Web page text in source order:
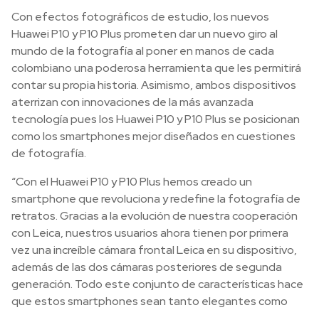
Con efectos fotográficos de estudio, los nuevos
Huawei P10 y P10 Plus prometen dar un nuevo giro al
mundo de la fotografía al poner en manos de cada
colombiano una poderosa herramienta que les permitirá
contar su propia historia. Asimismo, ambos dispositivos
aterrizan con innovaciones de la más avanzada
tecnología pues los Huawei P10 y P10 Plus se posicionan
como los smartphones mejor diseñados en cuestiones
de fotografía.
“Con el Huawei P10 y P10 Plus hemos creado un
smartphone que revoluciona y redefine la fotografía de
retratos. Gracias a la evolución de nuestra cooperación
con Leica, nuestros usuarios ahora tienen por primera
vez una increíble cámara frontal Leica en su dispositivo,
además de las dos cámaras posteriores de segunda
generación. Todo este conjunto de características hace
que estos smartphones sean tanto elegantes como